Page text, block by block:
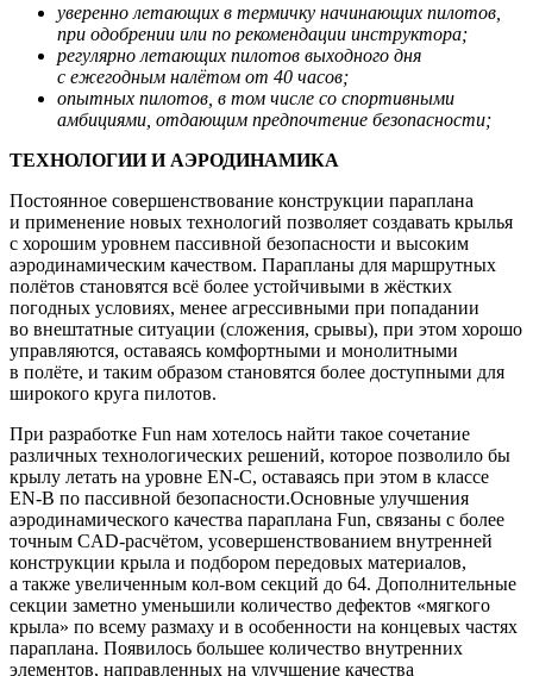
уверенно летающих в термичку начинающих пилотов,
при одобрении или по рекомендации инструктора;
регулярно летающих пилотов выходного дня
с ежегодным налётом от 40 часов;
опытных пилотов, в том числе со спортивными
амбициями, отдающим предпочтение безопасности;
ТЕХНОЛОГИИ И АЭРОДИНАМИКА
Постоянное совершенствование конструкции параплана
и применение новых технологий позволяет создавать крылья
с хорошим уровнем пассивной безопасности и высоким
аэродинамическим качеством. Парапланы для маршрутных
полётов становятся всё более устойчивыми в жёстких
погодных условиях, менее агрессивными при попадании
во внештатные ситуации (сложения, срывы), при этом хорошо
управляются, оставаясь комфортными и монолитными
в полёте, и таким образом становятся более доступными для
широкого круга пилотов.
При разработке Fun нам хотелось найти такое сочетание
различных технологических решений, которое позволило бы
крылу летать на уровне EN-C, оставаясь при этом в классе
EN-B по пассивной безопасности.Основные улучшения
аэродинамического качества параплана Fun, связаны с более
точным CAD-расчётом, усовершенствованием внутренней
конструкции крыла и подбором передовых материалов,
а также увеличенным кол-вом секций до 64. Дополнительные
секции заметно уменьшили количество дефектов «мягкого
крыла» по всему размаху и в особенности на концевых частях
параплана. Появилось большее количество внутренних
элементов, направленных на улучшение качества